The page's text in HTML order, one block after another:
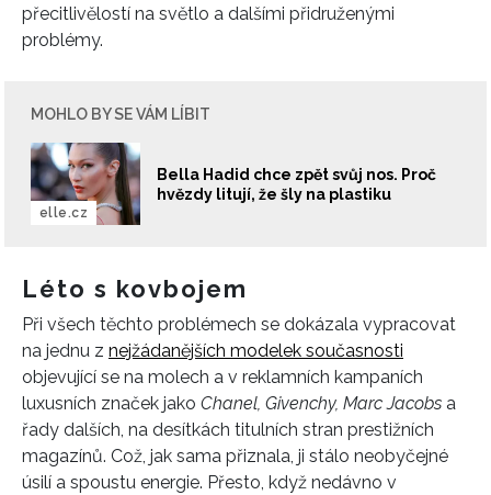
přecitlivělostí na světlo a dalšími přidruženými
problémy.
MOHLO BY SE VÁM LÍBIT
Bella Hadid chce zpět svůj nos. Proč
hvězdy litují, že šly na plastiku
elle.cz
Léto s kovbojem
Při všech těchto problémech se dokázala vypracovat
na jednu z nejžádanějších modelek současnosti
objevující se na molech a v reklamních kampaních
luxusních značek jako Chanel, Givenchy, Marc Jacobs a
řady dalších, na desítkách titulních stran prestižních
magazínů. Což, jak sama přiznala, ji stálo neobyčejné
úsilí a spoustu energie. Přesto, když nedávno v